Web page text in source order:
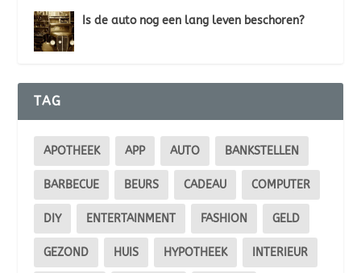
Is de auto nog een lang leven beschoren?
TAG
APOTHEEK APP AUTO BANKSTELLEN
BARBECUE BEURS CADEAU COMPUTER
DIY ENTERTAINMENT FASHION GELD
GEZOND HUIS HYPOTHEEK INTERIEUR